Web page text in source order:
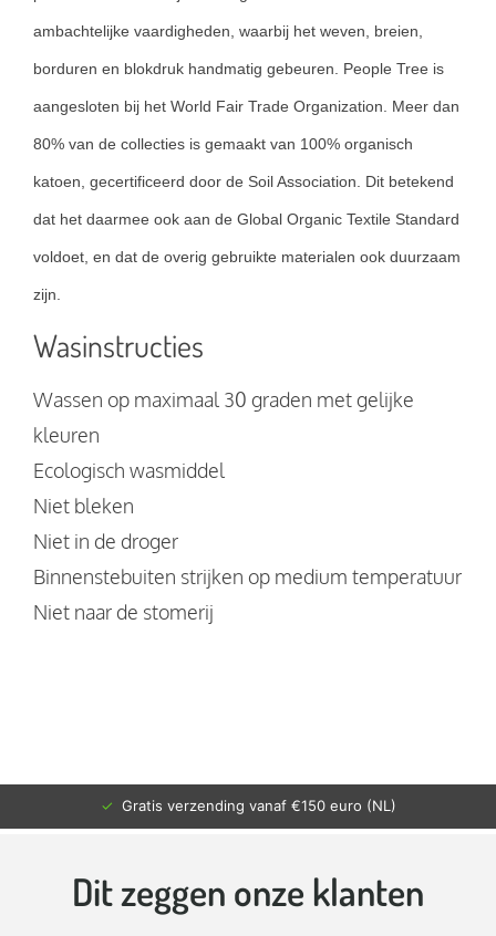
ambachtelijke vaardigheden, waarbij het weven, breien,
borduren en blokdruk handmatig gebeuren. People Tree is
aangesloten bij het World Fair Trade Organization. Meer dan
80% van de collecties is gemaakt van 100% organisch
katoen, gecertificeerd door de Soil Association. Dit betekend
dat het daarmee ook aan de Global Organic Textile Standard
voldoet, en dat de overig gebruikte materialen ook duurzaam
zijn.
Wasinstructies
Wassen op maximaal 30 graden met gelijke
kleuren
Ecologisch wasmiddel
Niet bleken
Niet in de droger
Binnenstebuiten strijken op medium temperatuur
Niet naar de stomerij
✓ Gratis verzending vanaf €150 euro (NL)
Dit zeggen onze klanten